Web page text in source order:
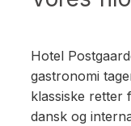
Hotel
gastronomi
klassiske retter
dansk og